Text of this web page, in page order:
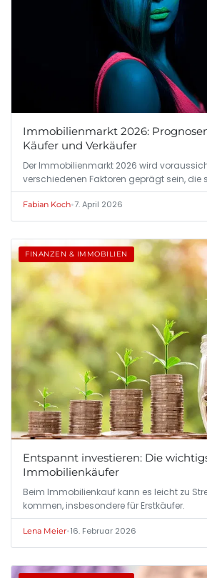
Immobilienmarkt 2026:
Käufer und Verkäufer
Der Immobilienmarkt 2026 wird
verschiedenen Faktoren geprägt sein, die
Fabian Koch•7. April 2026
FINANZEN & IMMOBILIEN
Entspannt investieren: Die
Immobilienkäufer
Beim Immobilienkauf kann es leicht zu
kommen, insbesondere für Erstkäufer.
Lena Meier•16. Februar 2026